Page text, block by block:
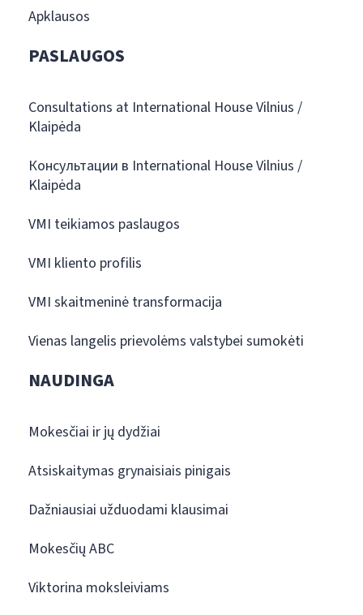
Apklausos
PASLAUGOS
Consultations at International House Vilnius /
Klaipėda
Консультации в International House Vilnius /
Klaipėda
VMI teikiamos paslaugos
VMI kliento profilis
VMI skaitmeninė transformacija
Vienas langelis prievolėms valstybei sumokėti
NAUDINGA
Mokesčiai ir jų dydžiai
Atsiskaitymas grynaisiais pinigais
Dažniausiai užduodami klausimai
Mokesčių ABC
Viktorina moksleiviams